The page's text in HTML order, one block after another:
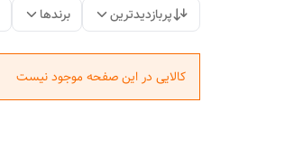
پربازدیدترین برندها
کالایی در این صفحه موجود نیست